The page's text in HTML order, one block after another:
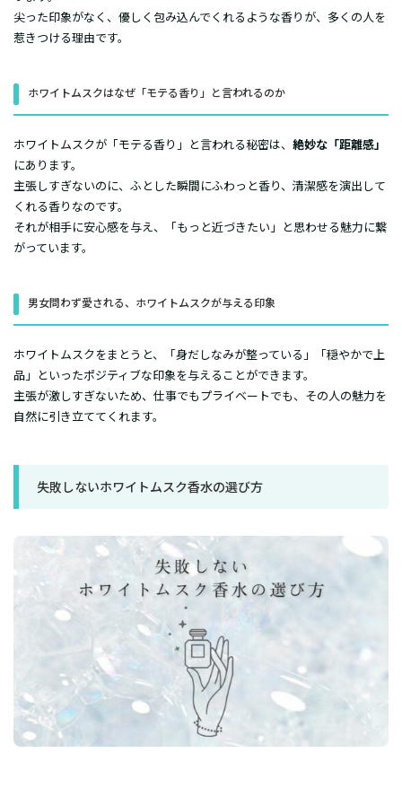
尖った印象がなく、優しく包み込んでくれるような香りが、多くの人を
惹きつける理由です。
ホワイトムスクはなぜ「モテる香り」と言われるのか
ホワイトムスクが「モテる香り」と言われる秘密は、 絶妙な「距離感」
にあります。
主張しすぎないのに、ふとした瞬間にふわっと香り、清潔感を演出して
くれる香りなのです。
それが相手に安心感を与え、「もっと近づきたい」と思わせる魅力に繋
がっています。
男女問わず愛される、ホワイトムスクが与える印象
ホワイトムスクをまとうと、「身だしなみが整っている」「穏やかで上
品」といったポジティブな印象を与えることができます。
主張が激しすぎないため、仕事でもプライベートでも、その人の魅力を
自然に引き立ててくれます。
失敗しないホワイトムスク香水の選び方